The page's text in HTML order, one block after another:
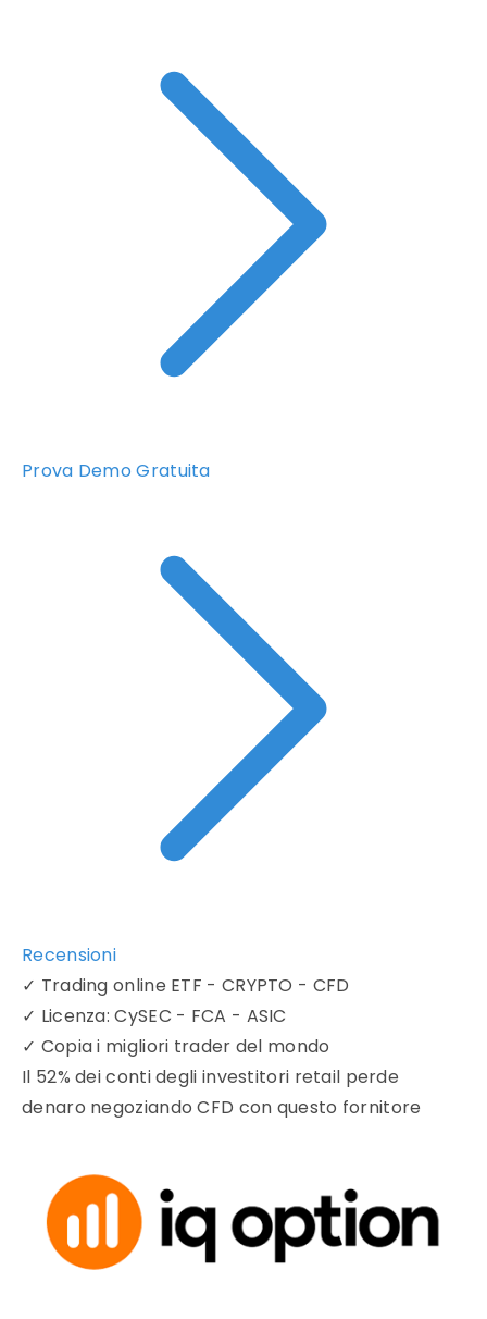
Prova Demo Gratuita
Recensioni
✓ Trading online ETF - CRYPTO - CFD
✓ Licenza: CySEC - FCA - ASIC
✓ Copia i migliori trader del mondo
Il 52% dei conti degli investitori retail perde
denaro negoziando CFD con questo fornitore